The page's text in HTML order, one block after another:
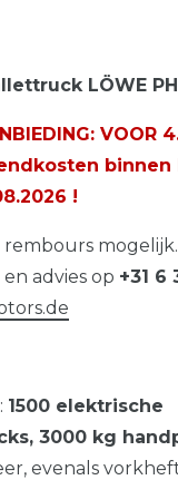
LÖWE
binnen
!
advies op +31 6
1500 elektrische
3000 kg
evenals